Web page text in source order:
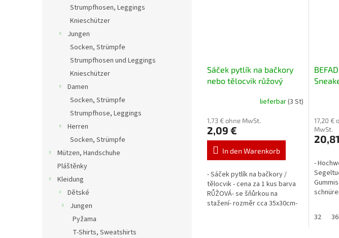
Strumpfhosen, Leggings
Knieschützer
Jungen
Socken, Strümpfe
Strumpfhosen und Leggings
Knieschützer
Damen
Socken, Strümpfe
Strumpfhose, Leggings
Herren
Socken, Strümpfe
Mützen, Handschuhe
Pláštěnky
Kleidung
Dětské
Jungen
Pyžama
T-Shirts, Sweatshirts
Sáček pytlík na bačkory
nebo tělocvik růžový
lieferbar(3 St)
1,73 € ohne MwSt.
2,09 €
In den Warenkorb
- Sáček pytlík na bačkory /
tělocvik - cena za 1 kus barva
RŮŽOVÁ- se šňůrkou na
stažení- rozměr cca 35x30cm-
17,20 €
MwSt.
-
mit...
32 36